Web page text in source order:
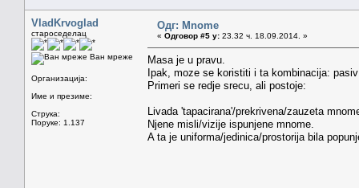
VladKrvoglad
староседелац
Ван мреже
Организација:
Име и презиме:
Струка:
Поруке: 1.137
Одг: Mnome
« Одговор #5 у: 23.32 ч. 18.09.2014. »
Masa je u pravu.
Ipak, moze se koristiti i ta kombinacija:
Primeri se redje srecu, ali postoje:
Livada 'tapacirana'/prekrivena/zauzeta
Njene misli/vizije ispunjene mnome.
A ta je uniforma/jedinica/prostorija bila